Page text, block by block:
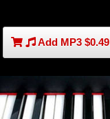
Add MP3 $0.49